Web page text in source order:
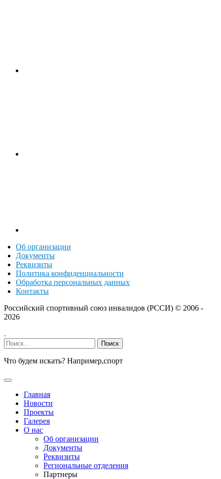
Об организации
Документы
Реквизиты
Политика конфиденциальности
Обработка персональных данных
Контакты
Российский спортивный союз инвалидов (РССИ) © 2006 -
2026
.
Найти:
Что будем искать? Например,спорт
Главная
Новости
Проекты
Галерея
О нас
Об организации
Документы
Реквизиты
Региональные отделения
Партнеры